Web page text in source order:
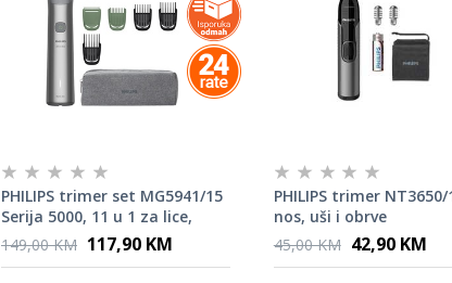
PHILIPS trimer set MG5941/15
Serija 5000, 11 u 1 za lice,
glavu i tijelo
149,00 KM 117,90 KM
PHILIPS trimer NT3650/
nos, uši i obrve
45,00 KM 42,90 KM